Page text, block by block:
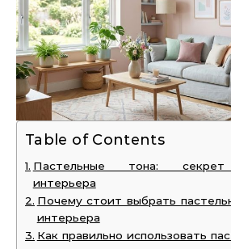
Table of Contents
Пастельные тона: секрет
интерьера
Почему стоит выбрать
интерьера
Как правильно использовать